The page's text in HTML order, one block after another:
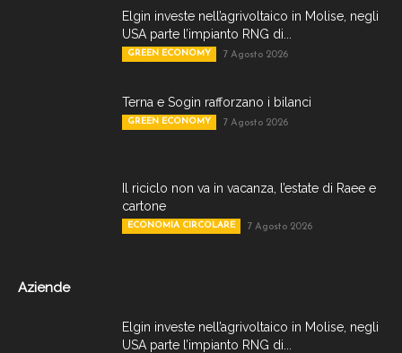
Elgin investe nell’agrivoltaico in Molise, negli
USA parte l’impianto RNG di...
GREEN ECONOMY 7 Agosto 2026
Terna e Sogin rafforzano i bilanci
GREEN ECONOMY 7 Agosto 2026
Il riciclo non va in vacanza, l’estate di Raee e
cartone
ECONOMIA CIRCOLARE 7 Agosto 2026
Aziende
Elgin investe nell’agrivoltaico in Molise, negli
USA parte l’impianto RNG di...